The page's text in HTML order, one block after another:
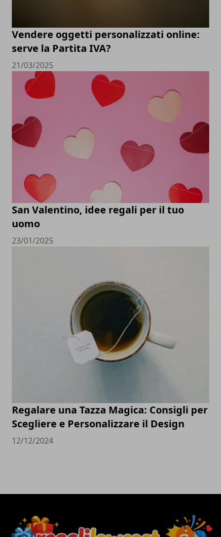
Vendere oggetti personalizzati online:
serve la Partita IVA?
21/03/2025
San Valentino, idee regali per il tuo
uomo
23/01/2025
Regalare una Tazza Magica: Consigli per
Scegliere e Personalizzare il Design
12/12/2024